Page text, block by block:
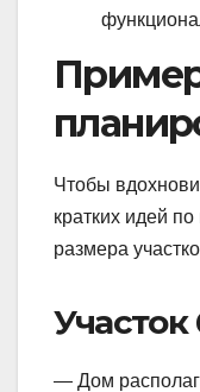
Чтобы
кратких идей
размера
Участок
— Дом